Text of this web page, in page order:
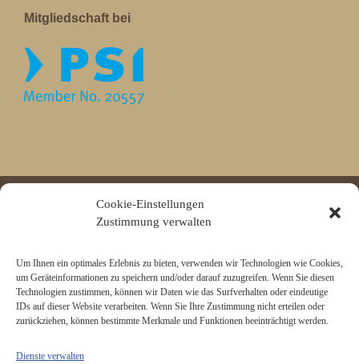
Cookie-Einstellungen
Zustimmung verwalten
Um Ihnen ein optimales Erlebnis zu bieten, verwenden wir Technologien wie Cookies,
um Geräteinformationen zu speichern und/oder darauf zuzugreifen. Wenn Sie diesen
Technologien zustimmen, können wir Daten wie das Surfverhalten oder eindeutige
IDs auf dieser Website verarbeiten. Wenn Sie Ihre Zustimmung nicht erteilen oder
zurückziehen, können bestimmte Merkmale und Funktionen beeinträchtigt werden.
Dienste verwalten
Mitgliedschaft bei
All rights reserved © Juerg Siegrist AG 2026 |
Impressum